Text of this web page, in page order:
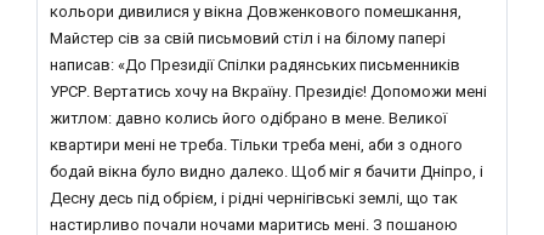
кольори дивилися у вікна Довженкового помешкання,
Майстер сів за свій письмовий стіл і на білому папері
написав: «До Президії Спілки радянських письменників
УРСР. Вертатись хочу на Вкраїну. Президіє! Допоможи мені
житлом: давно колись його одібрано в мене. Великої
квартири мені не треба. Тільки треба мені, аби з одного
бодай вікна було видно далеко. Щоб міг я бачити Дніпро, і
Десну десь під обрієм, і рідні чернігівські землі, що так
настирливо почали ночами маритись мені. З пошаною